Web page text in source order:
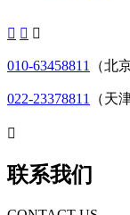
  
010-63458811 （北
022-23378811 （天

联系我们